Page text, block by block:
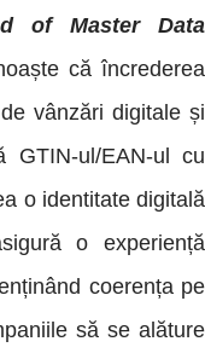
of Master Data
că încrederea
vânzări digitale și
GTIN-ul/EAN-ul cu
o identitate digitală
o experiență
coerența pe
să se alăture